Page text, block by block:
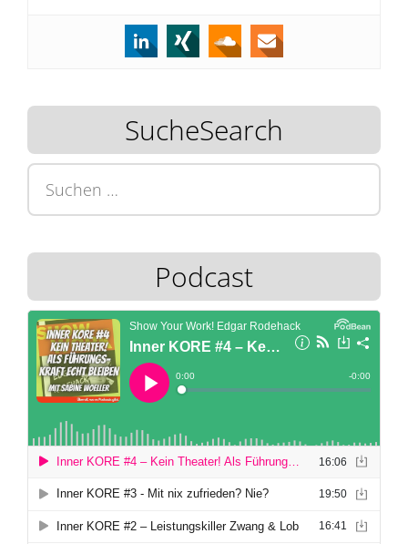
SucheSearch
nach:
Podcast